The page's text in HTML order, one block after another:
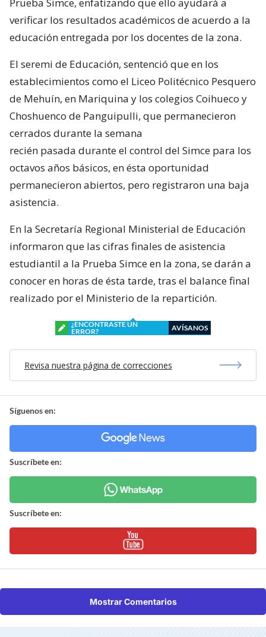
verificar los resultados académicos de acuerdo a la
educación entregada por los docentes de la zona.
El seremi de Educación, sentenció que en los
establecimientos como el Liceo Politécnico Pesquero
de Mehuín, en Mariquina y los colegios Coihueco y
Choshuenco de Panguipulli, que permanecieron
cerrados durante la semana
recién pasada durante el control del Simce para los
octavos años básicos, en ésta oportunidad
permanecieron abiertos, pero registraron una baja
asistencia.
En la Secretaría Regional Ministerial de Educación
informaron que las cifras finales de asistencia
estudiantil a la Prueba Simce en la zona, se darán a
conocer en horas de ésta tarde, tras el balance final
realizado por el Ministerio de la repartición.
¿ENCONTRASTE UN
ERROR?
AVÍSANOS
Revisa nuestra página de correcciones
Síguenos en:
Suscríbete en:
Suscríbete en:
Mostrar Comentarios